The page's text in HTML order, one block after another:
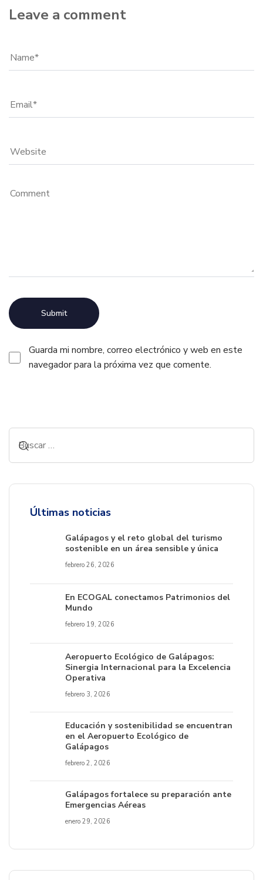
Leave a comment
Guarda mi nombre, correo electrónico y web en este
navegador para la próxima vez que comente.
Últimas noticias
Galápagos y el reto global del turismo
sostenible en un área sensible y única
febrero 26, 2026
En ECOGAL conectamos Patrimonios del
Mundo
febrero 19, 2026
Aeropuerto Ecológico de Galápagos:
Sinergia Internacional para la Excelencia
Operativa
febrero 3, 2026
Educación y sostenibilidad se encuentran
en el Aeropuerto Ecológico de
Galápagos
febrero 2, 2026
Galápagos fortalece su preparación ante
Emergencias Aéreas
enero 29, 2026